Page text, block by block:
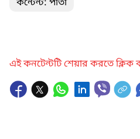
কন্টেন্ট: পাতা
এই কনটেন্টটি শেয়ার করতে